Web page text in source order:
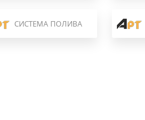
СИСТЕМА ПОЛИВА